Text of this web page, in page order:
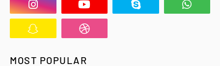
MOST POPULAR